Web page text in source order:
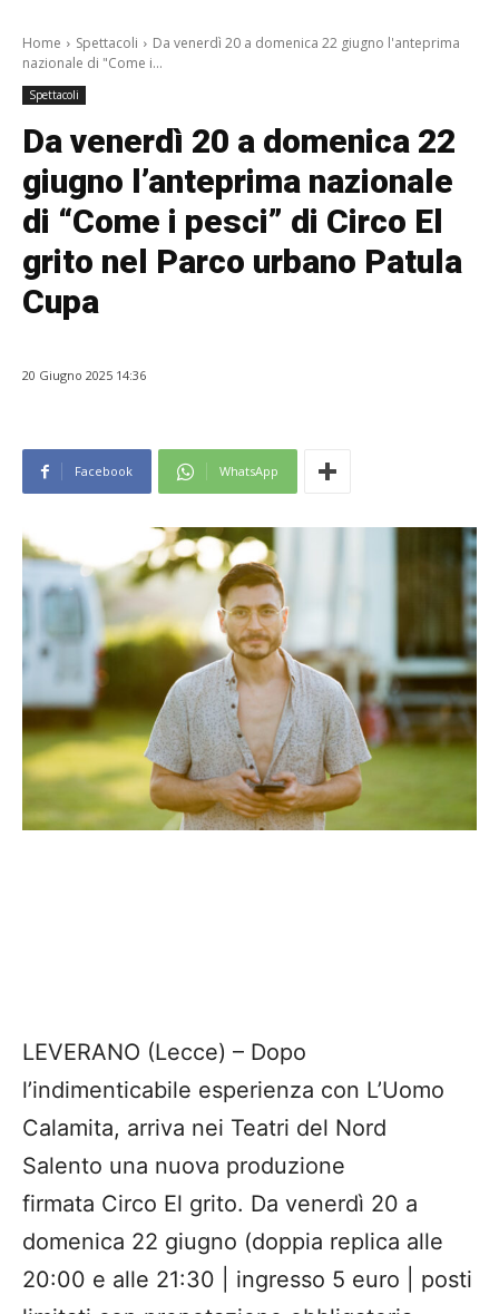
Home Spettacoli
Da venerdì 20 a domenica 22 giugno l'anteprima
nazionale di "Come i...
Spettacoli
Da venerdì 20 a domenica 22
giugno l’anteprima nazionale
di “Come i pesci” di Circo El
grito nel Parco urbano Patula
Cupa
20 Giugno 2025 14:36
Facebook WhatsApp
LEVERANO (Lecce) – Dopo
l’indimenticabile esperienza con L’Uomo
Calamita, arriva nei Teatri del Nord
Salento una nuova produzione
firmata Circo El grito. Da venerdì 20 a
domenica 22 giugno (doppia replica alle
20:00 e alle 21:30 | ingresso 5 euro | posti